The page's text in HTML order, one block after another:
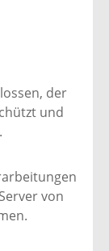
der
und
von